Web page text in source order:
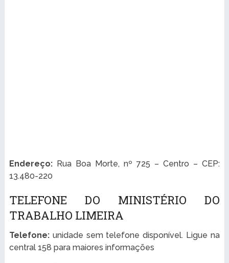
Endereço:Rua Boa Morte, nº 725 – Centro – CEP:
13.480-220
TELEFONE DO MINISTÉRIO DO
TRABALHO LIMEIRA
Telefone:unidade sem telefone disponível. Ligue na
central 158 para maiores informações